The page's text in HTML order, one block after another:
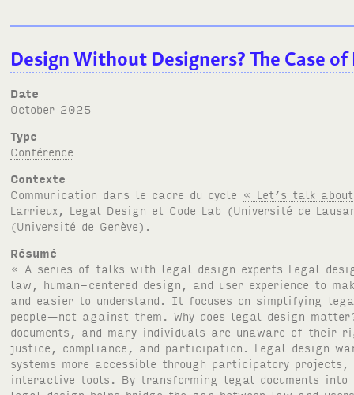
Design Without Designers? The Case of
Date
October 2025
Type
Conférence
Contexte
Communication dans le cadre du cycle « Let’s talk
Larrieux, Legal Design et Code Lab (Université de
(Université de Genève).
Résumé
« A series of talks with legal design experts Legal
law, human-centered design, and user experience to
and easier to understand. It focuses on simplifying
people—not against them. Why does legal design
documents, and many individuals are unaware of their
justice, compliance, and participation. Legal design
systems more accessible through participatory
interactive tools. By transforming legal documents